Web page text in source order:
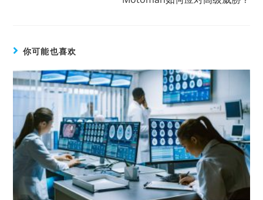
你可能也喜欢